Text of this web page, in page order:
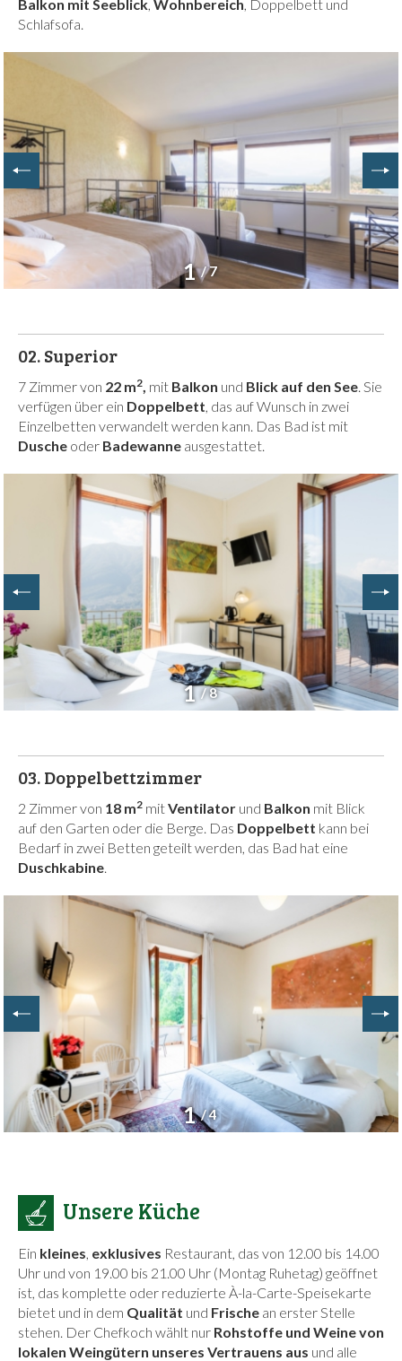
1 / 7
Balkon mit Seeblick Wohnbereich , Doppelbett und
Schlafsofa.
1 / 8
02.Superior
7 Zimmer von 22 m2 mit Balkon und Blick auf den See . Sie
verfügen über ein Doppelbett , das auf Wunsch in zwei
Einzelbetten verwandelt werden kann. Das Bad ist mit
Dusche oder Badewanne ausgestattet.
1 / 4
03.Doppelbettzimmer
2 Zimmer von 18 m2 mitVentilator und Balkon mit Blick
auf den Garten oder die Berge. Das Doppelbett kann bei
Bedarf in zwei Betten geteilt werden, das Bad hat eine
Duschkabine
Unsere Küche
Ein kleines exklusives Restaurant, das von 12.00 bis 14.00
Uhr und von 19.00 bis 21.00 Uhr (Montag Ruhetag) geöffnet
ist, das komplette oder reduzierte À-la-Carte-Speisekarte
bietet und in dem Qualität und Frische an erster Stelle
stehen. Der Chefkoch wählt nur Rohstoffe und Weine von
lokalen Weingütern unseres Vertrauens aus und alle